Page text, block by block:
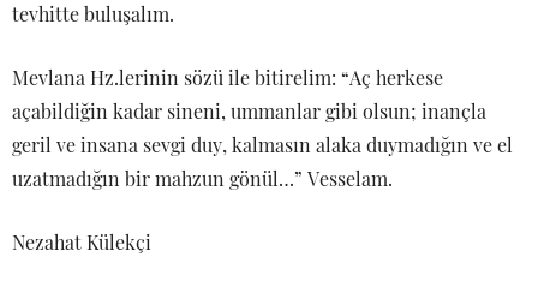
tevhitte buluşalım.
Mevlana Hz.lerinin sözü ile bitirelim: “Aç herkese
açabildiğin kadar sineni, ummanlar gibi olsun; inançla
geril ve insana sevgi duy, kalmasın alaka duymadığın ve el
uzatmadığın bir mahzun gönül…” Vesselam.
Nezahat Külekçi